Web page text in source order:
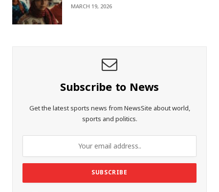
MARCH 19, 2026
Subscribe to News
Get the latest sports news from NewsSite about world,
sports and politics.